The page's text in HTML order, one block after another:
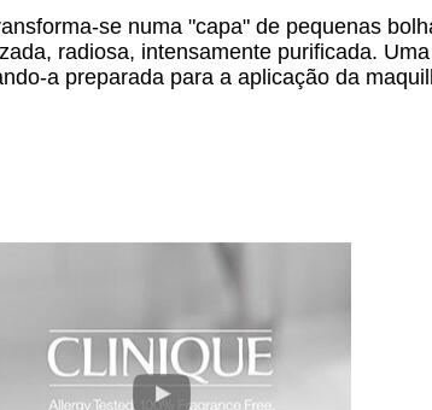
se numa "capa" de pequenas
radiosa, intensamente purificada. Uma
a preparada para a aplicação da